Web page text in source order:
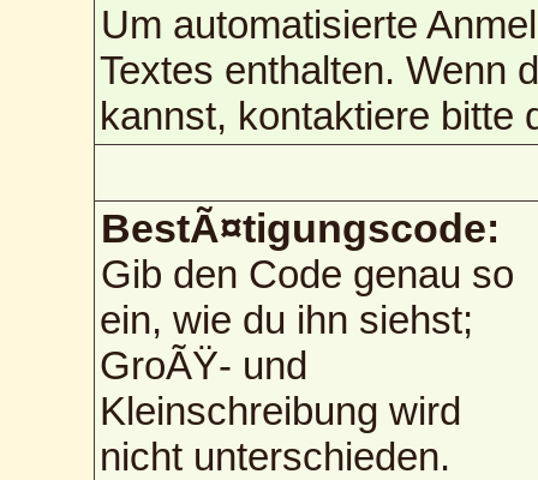
Um automatisierte
Textes enthalten. Wenn
kannst, kontaktiere bitte
BestÃ¤tigungscode:
Gib den Code genau so
ein, wie du ihn siehst;
GroÃŸ- und
Kleinschreibung wird
nicht unterschieden.